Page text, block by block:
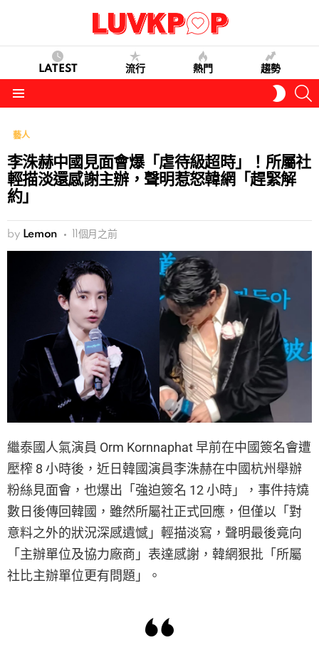
LATEST 流行 熱門 趨勢
SKIN
藝人
李洙赫中國見面會爆「虐待級超時」！所屬社
輕描淡還感謝主辦，聲明惹怒韓網「趕緊解
約」
by Lemon 11個月之前
繼泰國人氣演員 Orm Kornnaphat 早前在中國簽名會遭
壓榨 8 小時後，近日韓國演員李洙赫在中國杭州舉辦
粉絲見面會，也爆出「強迫簽名 12 小時」，事件持燒
數日後傳回韓國，雖然所屬社正式回應，但僅以「對
意料之外的狀況深感遺憾」輕描淡寫，聲明最後竟向
「主辦單位及協力廠商」表達感謝，韓網狠批「所屬
社比主辦單位更有問題」。